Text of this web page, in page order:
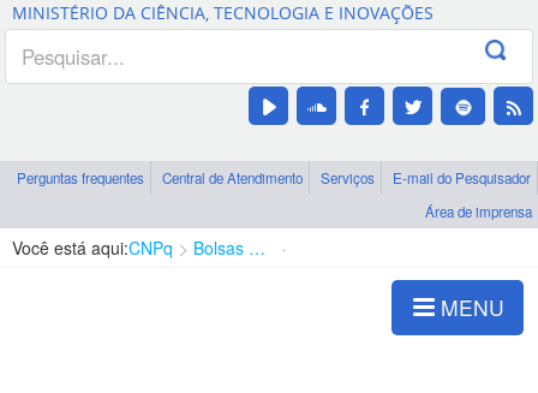
Canais
MINISTÉRIO DA CIÊNCIA, TECNOLOGIA E INOVAÇÕES
Perguntas frequentes Central de Atendimento Serviços
E-mail do Pesquisador
Área de imprensa
Você está aqui:CNPq Bolsas e Auxílios Vigentes
MENU